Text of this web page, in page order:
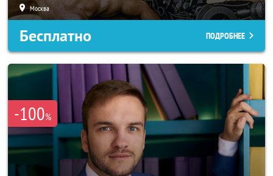
Москва
Бесплатно ПОДРОБНЕЕ
-100%